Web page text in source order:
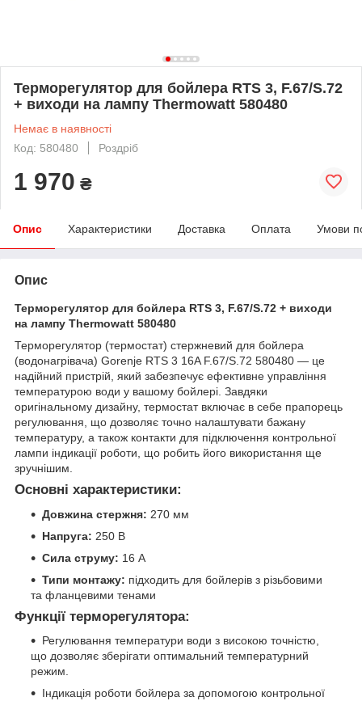
Терморегулятор для бойлера RTS 3, F.67/S.72
+ виходи на лампу Thermowatt 580480
Немає в наявності
Код: 580480
Роздріб
1 970 ₴
Опис Характеристики Доставка Оплата Умови
Опис
Терморегулятор для бойлера RTS 3, F.67/S.72 + виходи
на лампу Thermowatt 580480
Терморегулятор (термостат) стержневий для бойлера
(водонагрівача) Gorenje RTS 3 16A F.67/S.72 580480 — це
надійний пристрій, який забезпечує ефективне управління
температурою води у вашому бойлері. Завдяки
оригінальному дизайну, термостат включає в себе прапорець
регулювання, що дозволяє точно налаштувати бажану
температуру, а також контакти для підключення контрольної
лампи індикації роботи, що робить його використання ще
зручнішим.
Основні характеристики:
Довжина стержня: 270 мм
Напруга: 250 В
Сила струму: 16 А
Типи монтажу: підходить для бойлерів з різьбовими
та фланцевими тенами
Функції терморегулятора:
Регулювання температури води з високою точністю,
що дозволяє зберігати оптимальний температурний
режим.
Індикація роботи бойлера за допомогою контрольної